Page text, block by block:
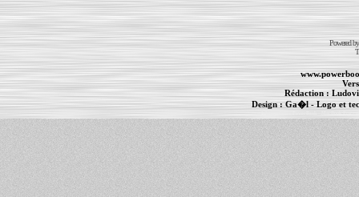
Powered
Rédaction :
Design : Ga�l- Logo et